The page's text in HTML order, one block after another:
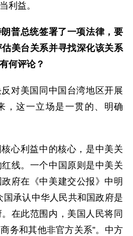
利益。
普总统签署了一项法律，要
美台关系并寻找深化该关系
何评论？
对美国同中国台湾地区开展
，这一立场是一贯的、明确
心利益中的核心，是中美关
线。一个中国原则是中美关
府在《中美建交公报》中明
国承认中华人民共和国政府是
在此范围内，美国人民将同
务和其他非官方关系”。中方